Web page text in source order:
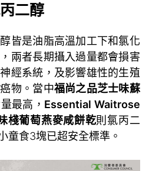
二醇
皆是油脂高溫加工下和氯化
兩者長期攝入過量都會損害
經系統，及影響雄性的生殖
物。當中福尚之品芝士味蘇
最高， Essential Waitrose
棧葡萄燕麥咸餅乾則氯丙二
童食3塊已超安全標準。